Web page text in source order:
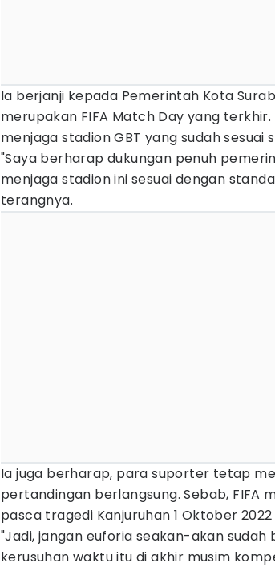
Ia berjanji kepada Pemerintah Kota
merupakan FIFA Match Day yang
menjaga stadion GBT yang sudah sesuai
"Saya berharap dukungan penuh
menjaga stadion ini sesuai dengan
terangnya.
Ia juga berharap, para suporter tetap
pertandingan berlangsung. Sebab, FIFA
pasca tragedi Kanjuruhan 1 Oktober 2022
"Jadi, jangan euforia seakan-akan sudah
kerusuhan waktu itu di akhir musim